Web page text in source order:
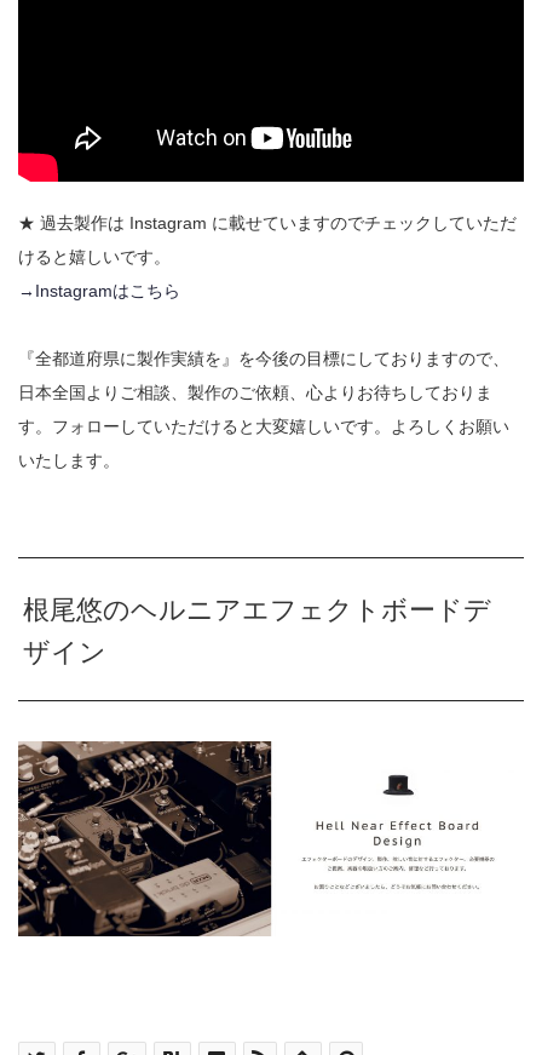
★ 過去製作は Instagram に載せていますのでチェックしていただ
けると嬉しいです。
→Instagramはこちら
『全都道府県に製作実績を』を今後の目標にしておりますので、
日本全国よりご相談、製作のご依頼、心よりお待ちしておりま
す。フォローしていただけると大変嬉しいです。よろしくお願い
いたします。
根尾悠のヘルニアエフェクトボードデ
ザイン